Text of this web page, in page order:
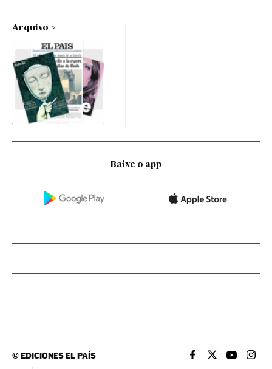
Arquivo
Baixe o app
©EDICIONES EL PAÍS EL PAÍS BRASIL EN
EL PAÍSEL PAÍS
EL